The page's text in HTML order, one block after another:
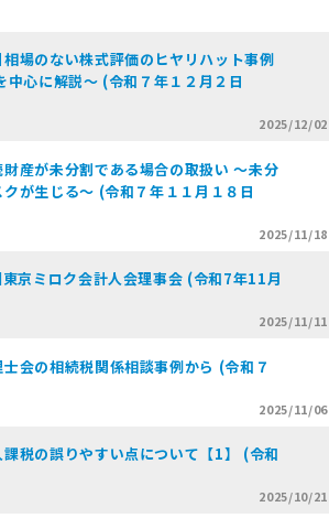
場のない株式評価のヒヤリハット事例
中心に解説～ (令和７年１２月２日
2025/12/02
産が未分割である場合の取扱い ～未分
が生じる～ (令和７年１１月１８日
2025/11/18
東京ミロク会計人会理事会 (令和7年11月
2025/11/11
会の相続税関係相談事例から (令和７
2025/11/06
税の誤りやすい点について【1】 (令和
2025/10/21